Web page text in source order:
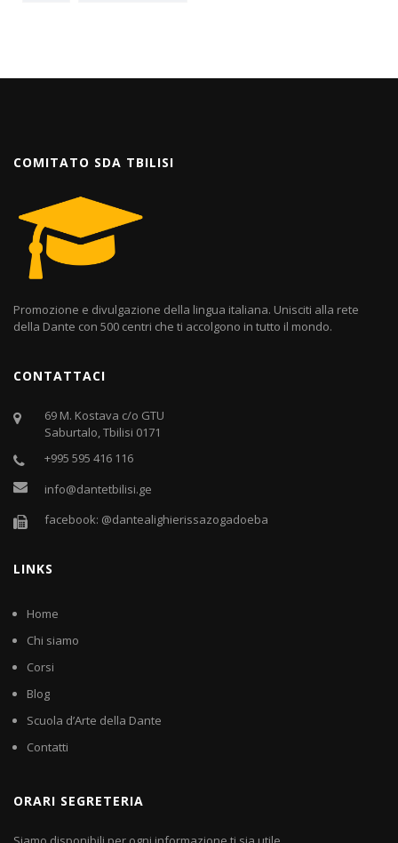
COMITATO SDA TBILISI
Promozione e divulgazione della lingua italiana. Unisciti alla rete
della Dante con 500 centri che ti accolgono in tutto il mondo.
CONTATTACI
69 M. Kostava c/o GTU
Saburtalo, Tbilisi 0171
+995 595 416 116
info@dantetbilisi.ge
facebook: @dantealighierissazogadoeba
LINKS
Home
Chi siamo
Corsi
Blog
Scuola d’Arte della Dante
Contatti
ORARI SEGRETERIA